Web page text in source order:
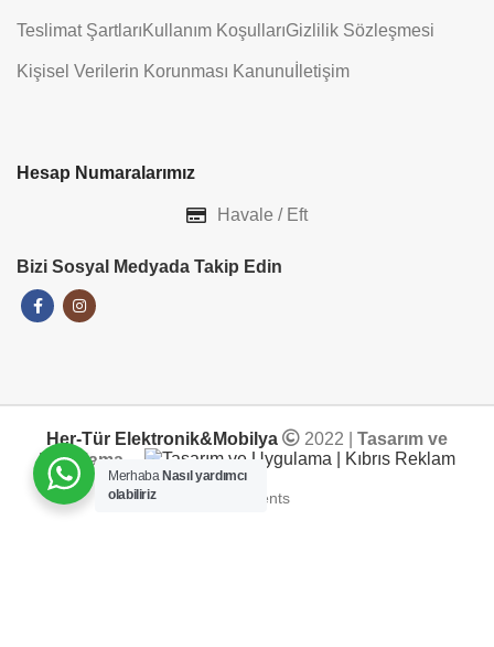
Teslimat ŞartlarıKullanım KoşullarıGizlilik Sözleşmesi
Kişisel Verilerin Korunması Kanunu İletişim
Hesap Numaralarımız
Havale / Eft
Bizi Sosyal Medyada Takip Edin
Her-Tür Elektronik&Mobilya 2022 | Tasarım ve
Uygulama
Merhaba Nasıl yardımcı
olabiliriz